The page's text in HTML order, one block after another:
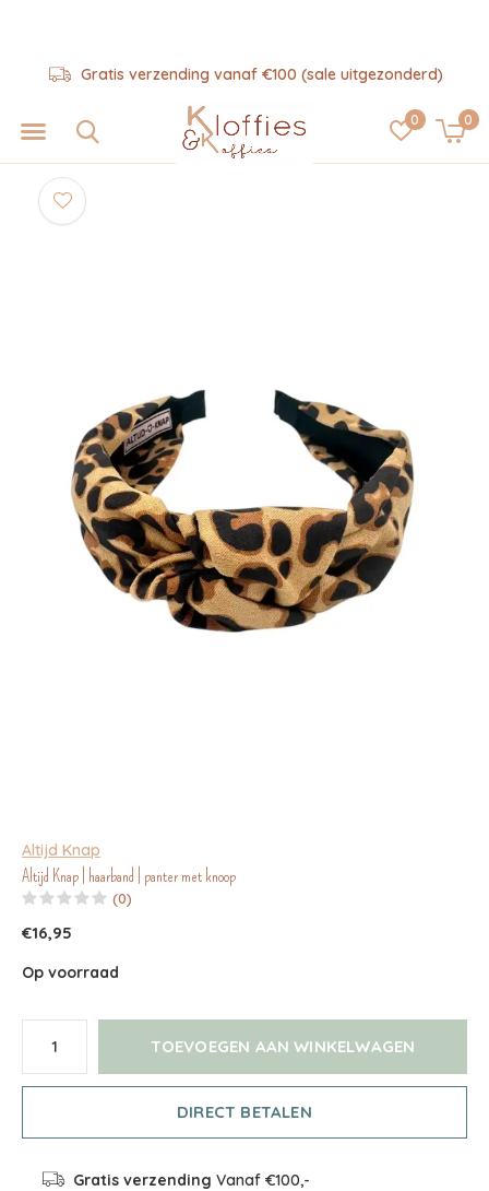
0 0
Gratis verzending vanaf €100 (sale uitgezonderd)
Altijd Knap
Altijd Knap | haarband | panter met knoop
(0)
€16,95
Op voorraad
TOEVOEGEN AAN WINKELWAGEN
DIRECT BETALEN
Gratis verzending Vanaf €100,-